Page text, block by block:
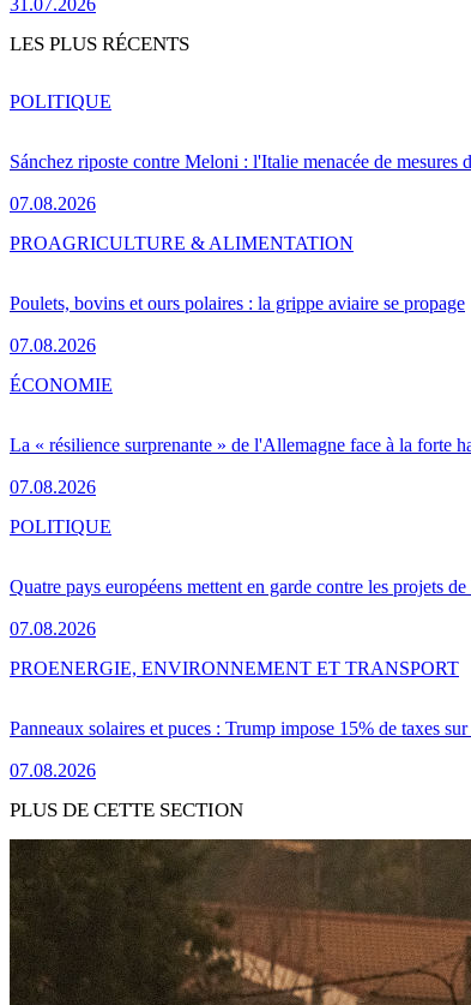
LES PLUS RÉCENTS
Sánchez riposte contre Meloni : l'Italie menacée de mesures
07.08.2026
POLITIQUE
Poulets, bovins et ours polaires : la grippe aviaire se propage
07.08.2026
PROAGRICULTURE & ALIMENTATION
La « résilience surprenante » de l'Allemagne face à la forte
07.08.2026
ÉCONOMIE
Quatre pays européens mettent en garde contre les projets
07.08.2026
POLITIQUE
Panneaux solaires et puces : Trump impose 15% de taxes
07.08.2026
PROENERGIE, ENVIRONNEMENT ET TRANSPORT
PLUS DE CETTE SECTION